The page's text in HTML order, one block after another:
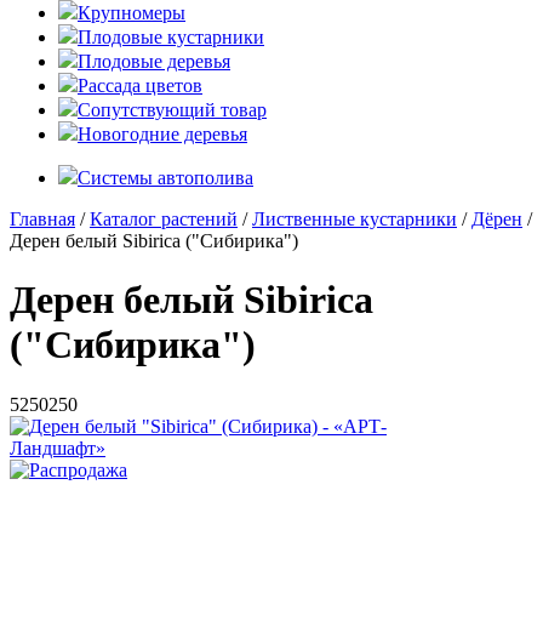
Крупномеры
Плодовые кустарники
Плодовые деревья
Рассада цветов
Сопутствующий товар
Новогодние деревья
Системы автополива
Главная /Каталог растений /Лиственные кустарники / Дёрен /
Дерен белый Sibirica ("Сибирика")
Дерен белый Sibirica
("Сибирика")
5250250